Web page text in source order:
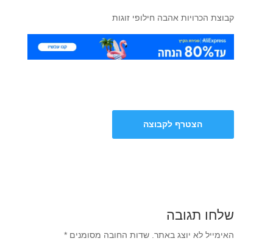
קבוצת הכרויות אהבה חילופי זוגות
הצטרף לקבוצה
שלחו תגובה
האימייל לא יוצג באתר. שדות החובה מסומנים*